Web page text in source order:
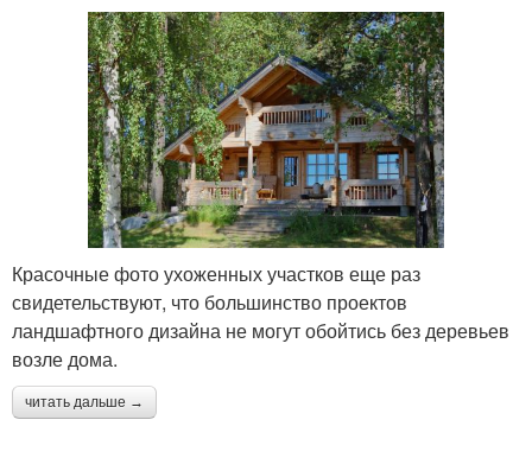
Красочные фото ухоженных участков еще раз
свидетельствуют, что большинство проектов
ландшафтного дизайна не могут обойтись без деревьев
возле дома.
читать дальше →